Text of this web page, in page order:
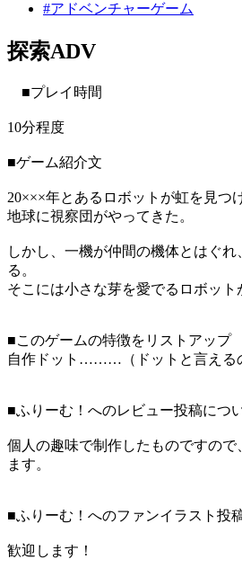
#アドベンチャーゲーム
探索ADV
■プレイ時間
10分程度
■ゲーム紹介文
20×××年とあるロボットが虹を見つ
地球に視察団がやってきた。
しかし、一機が仲間の機体とはぐ
る。
そこには小さな芽を愛でるロボット
■このゲームの特徴をリストアップ
自作ドット………（ドットと言える
■ふりーむ！へのレビュー投稿につ
個人の趣味で制作したものですので
ます。
■ふりーむ！へのファンイラスト投
歓迎します！